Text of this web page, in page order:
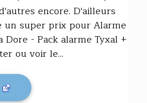
encore. D'ailleurs
un super prix pour Alarme
Dore - Pack alarme Tyxal +
ou voir le...